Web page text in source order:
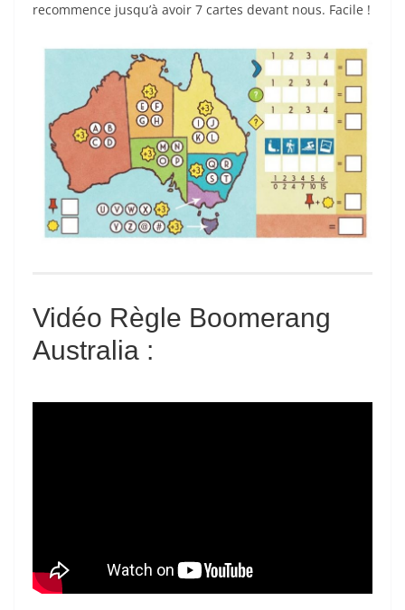
recommence jusqu’à avoir 7 cartes devant nous. Facile !
Vidéo Règle Boomerang
Australia :